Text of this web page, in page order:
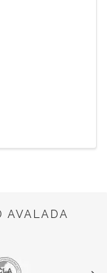
AVALADA